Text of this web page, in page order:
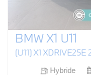
BMW X1 U11
(U11) X1
Hybride